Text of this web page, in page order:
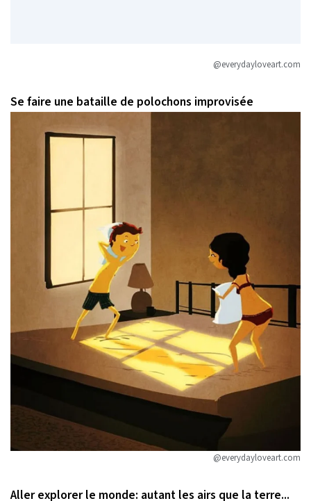
@everydayloveart.com
Se faire une bataille de polochons improvisée
@everydayloveart.com
Aller explorer le monde: autant les airs que la terre...